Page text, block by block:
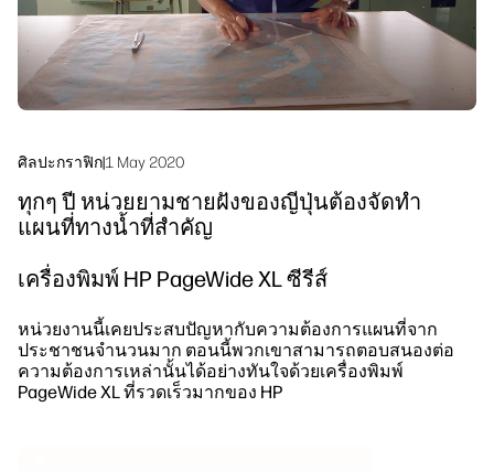
ศิลปะกราฟิก|1 May 2020
ทุกๆ ปี หน่วยยามชายฝั่งของญี่ปุ่นต้องจัดทำ
แผนที่ทางน้ำที่สำคัญ
เครื่องพิมพ์ HP PageWide XL ซีรีส์
หน่วยงานนี้เคยประสบปัญหากับความต้องการแผนที่จาก
ประชาชนจำนวนมาก ตอนนี้พวกเขาสามารถตอบสนองต่อ
ความต้องการเหล่านั้นได้อย่างทันใจด้วยเครื่องพิมพ์
PageWide XL ที่รวดเร็วมากของ HP